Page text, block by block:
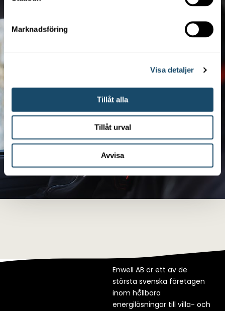
Marknadsföring
Visa detaljer
Tillåt alla
Tillåt urval
Avvisa
Enwell AB är ett av de
största svenska företagen
inom hållbara
energilösningar till villa- och